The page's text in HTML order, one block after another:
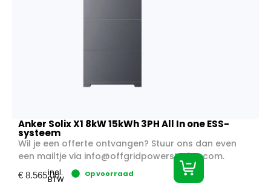
Anker Solix X1 8kW 15kWh 3PH All In one ESS-
systeem
Wil je een offerte ontvangen? Stuur ons dan even
een mailtje via info@offgridpowerstation.com.
€ 8.565,00
incl.
BTW
Op voorraad